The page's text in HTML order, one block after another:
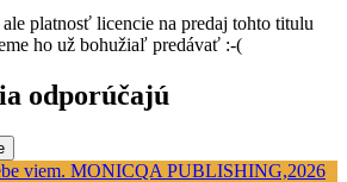
platnosť licencie na predaj tohto titulu
ho už bohužiaľ predávať :-(
odporúčajú